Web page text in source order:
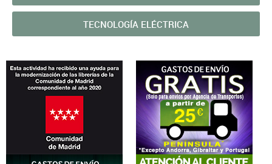
TECNOLOGÍA ELÉCTRICA